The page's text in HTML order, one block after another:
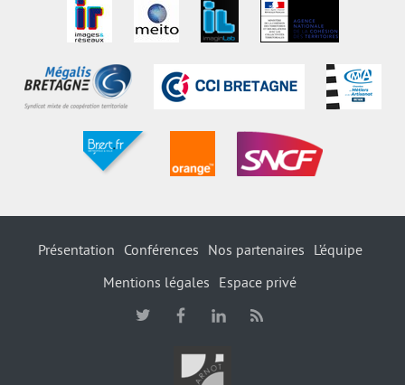
Présentation Conférences Nos partenaires
L’équipe
Mentions légales
Espace privé